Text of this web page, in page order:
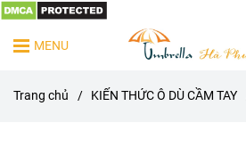
MENU
Trang chủ / KIẾN THỨC Ô DÙ CẦM TAY